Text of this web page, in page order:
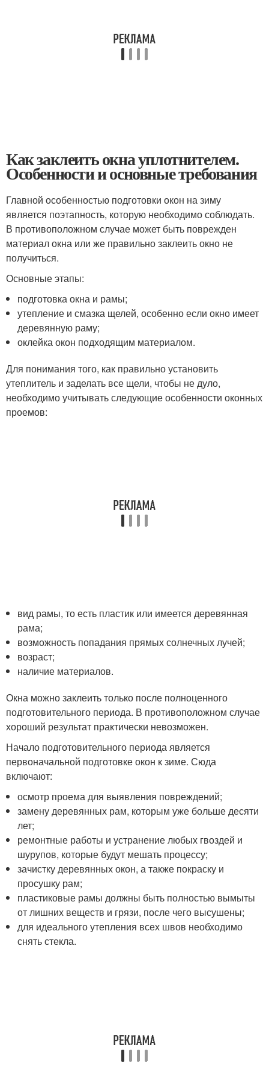
Как заклеить окна уплотнителем.
Особенности и основные требования
Главной особенностью подготовки окон на зиму
является поэтапность, которую необходимо соблюдать.
В противоположном случае может быть поврежден
материал окна или же правильно заклеить окно не
получиться.
Основные этапы:
подготовка окна и рамы;
утепление и смазка щелей, особенно если окно имеет
деревянную раму;
оклейка окон подходящим материалом.
Для понимания того, как правильно установить
утеплитель и заделать все щели, чтобы не дуло,
необходимо учитывать следующие особенности оконных
проемов:
вид рамы, то есть пластик или имеется деревянная
рама;
возможность попадания прямых солнечных лучей;
возраст;
наличие материалов.
Окна можно заклеить только после полноценного
подготовительного периода. В противоположном случае
хороший результат практически невозможен.
Начало подготовительного периода является
первоначальной подготовке окон к зиме. Сюда
включают:
осмотр проема для выявления повреждений;
замену деревянных рам, которым уже больше десяти
лет;
ремонтные работы и устранение любых гвоздей и
шурупов, которые будут мешать процессу;
зачистку деревянных окон, а также покраску и
просушку рам;
пластиковые рамы должны быть полностью вымыты
от лишних веществ и грязи, после чего высушены;
для идеального утепления всех швов необходимо
снять стекла.